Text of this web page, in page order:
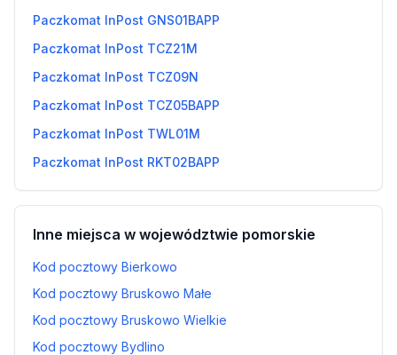
Paczkomat InPost GNS01BAPP
Paczkomat InPost TCZ21M
Paczkomat InPost TCZ09N
Paczkomat InPost TCZ05BAPP
Paczkomat InPost TWL01M
Paczkomat InPost RKT02BAPP
Inne miejsca w województwie pomorskie
Kod pocztowy Bierkowo
Kod pocztowy Bruskowo Małe
Kod pocztowy Bruskowo Wielkie
Kod pocztowy Bydlino